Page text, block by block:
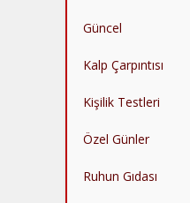
Güncel
Kalp Çarpıntısı
Kişilik Testleri
Özel Günler
Ruhun Gıdası